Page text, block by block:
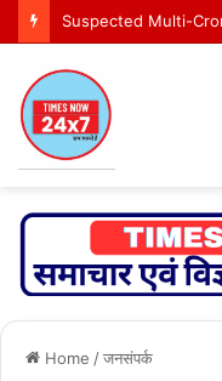
Home /जनसंपर्क